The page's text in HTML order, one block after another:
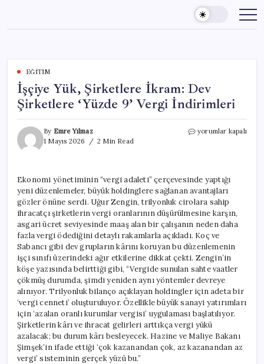
content
EĞITIM
İşçiye Yük, Şirketlere İkram: Dev
Şirketlere ‘Yüzde 9’ Vergi İndirimleri
By Emre Yılmaz
1 Mayıs 2026
2 Min Read
İşçiye
Şirketlere
‘Yüzde
9’
Vergi
İndirimleri
yorumlar kapalı
Ekonomi yönetiminin “vergi adaleti” çerçevesinde yaptığı
yeni düzenlemeler, büyük holdinglere sağlanan avantajları
gözler önüne serdi. Uğur Zengin, trilyonluk cirolara sahip
ihracatçı şirketlerin vergi oranlarının düşürülmesine karşın,
asgari ücret seviyesinde maaş alan bir çalışanın neden daha
fazla vergi ödediğini detaylı rakamlarla açıkladı. Koç ve
Sabancı gibi dev grupların kârını koruyan bu düzenlemenin
işçi sınıfı üzerindeki ağır etkilerine dikkat çekti. Zengin’in
köşe yazısında belirttiği gibi, “Vergide sunulan sahte vaatler
çökmüş durumda, şimdi yeniden aynı yöntemler devreye
alınıyor. Trilyonluk bilanço açıklayan holdingler için adeta bir
‘vergi cenneti’ oluşturuluyor. Özellikle büyük sanayi yatırımları
için ‘azalan oranlı kurumlar vergisi’ uygulaması başlatılıyor.
Şirketlerin kârı ve ihracat gelirleri arttıkça vergi yükü
azalacak; bu durum kârı besleyecek. Hazine ve Maliye Bakanı
Şimşek’in ifade ettiği ‘çok kazanandan çok, az kazanandan az
vergi’ sisteminin gerçek yüzü bu.”